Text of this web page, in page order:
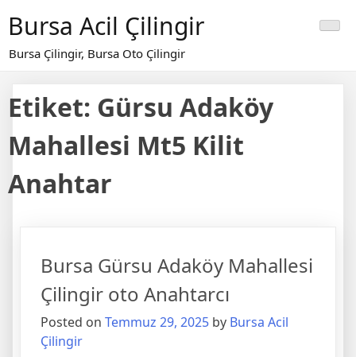
content
Bursa Acil Çilingir
Bursa Çilingir, Bursa Oto Çilingir
Etiket: Gürsu Adaköy
Mahallesi Mt5 Kilit
Anahtar
Bursa Gürsu Adaköy Mahallesi
Çilingir oto Anahtarcı
Posted on Temmuz 29, 2025 by Bursa Acil
Çilingir